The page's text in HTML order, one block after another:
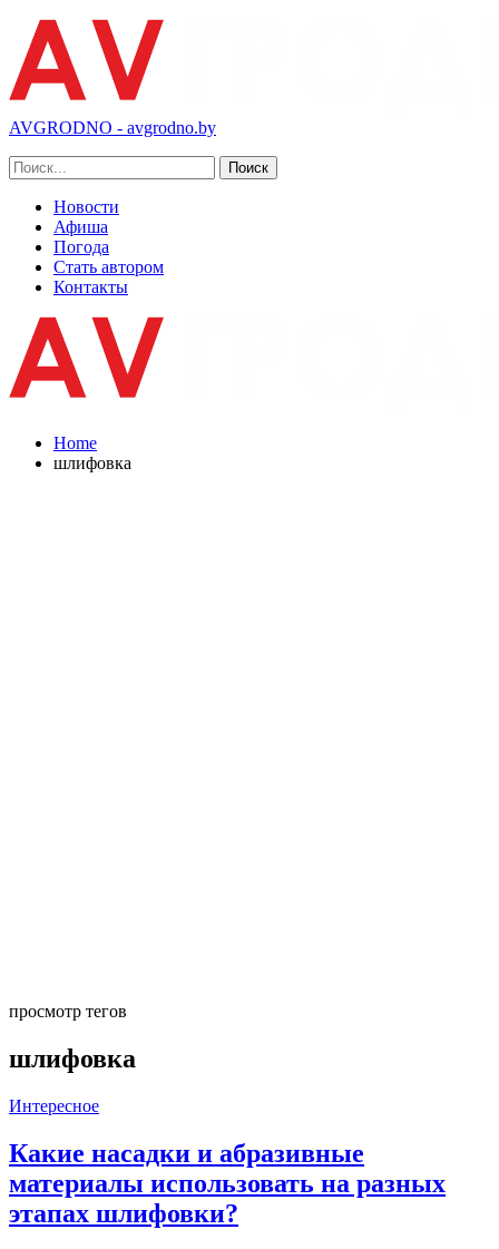
AVGRODNO - avgrodno.by
Новости
Афиша
Погода
Стать автором
Контакты
Home
шлифовка
просмотр тегов
шлифовка
Интересное
Какие насадки и абразивные
материалы использовать на разных
этапах шлифовки?